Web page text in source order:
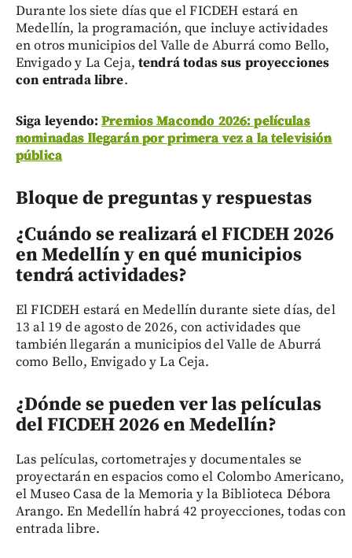
Durante los siete días que el FICDEH estará en
Medellín, la programación, que incluye actividades
en otros municipios del Valle de Aburrá como Bello,
Envigado y La Ceja, tendrá todas sus proyecciones
con entrada libre.
Siga leyendo:Premios Macondo 2026: películas
nominadas llegarán por primera vez a la televisión
pública
Bloque de preguntas y respuestas
¿Cuándo se realizará el FICDEH 2026
en Medellín y en qué municipios
tendrá actividades?
El FICDEH estará en Medellín durante siete días, del
13 al 19 de agosto de 2026, con actividades que
también llegarán a municipios del Valle de Aburrá
como Bello, Envigado y La Ceja.
¿Dónde se pueden ver las películas
del FICDEH 2026 en Medellín?
Las películas, cortometrajes y documentales se
proyectarán en espacios como el Colombo Americano,
el Museo Casa de la Memoria y la Biblioteca Débora
Arango. En Medellín habrá 42 proyecciones, todas con
entrada libre.